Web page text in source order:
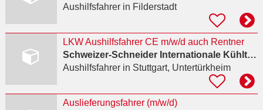
Aushilfsfahrerin Filderstadt
LKW Aushilfsfahrer CE m/w/d auch Rentner
Schweizer-Schneider Internationale Kühltransporte
Aushilfsfahrerin Stuttgart, Untertürkheim
Auslieferungsfahrer (m/w/d)